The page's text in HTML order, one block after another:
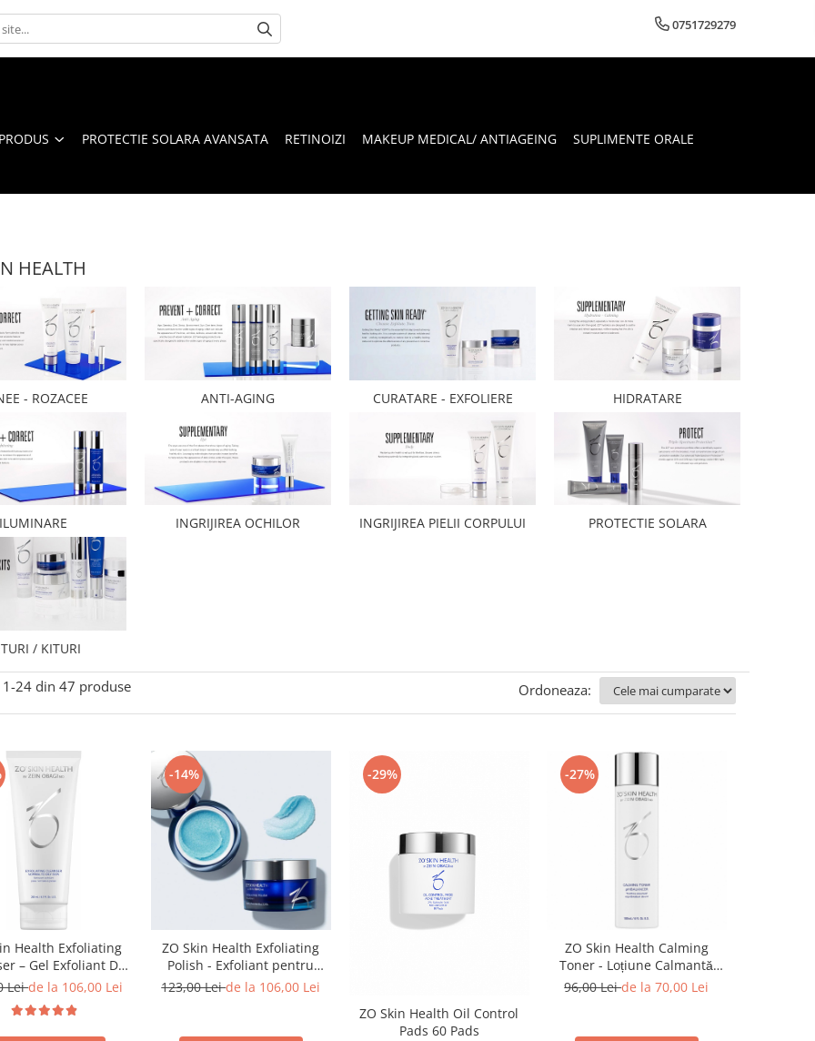
0751729279
PROTECTIE SOLARA AVANSATA RETINOIZI MAKEUP MEDICAL/ ANTIAGEING SUPLIMENTE ORALE
HEALTH
- ROZACEE ANTI-AGING CURATARE - EXFOLIERE HIDRATARE
ILUMINARE INGRIJIREA OCHILOR INGRIJIREA PIELII CORPULUI PROTECTIE SOLARA
/ KITURI
1-24 din 47 produse Ordoneaza:
Health Exfoliating
– Gel Exfoliant De
(Ten Normal/Gras)
Leide la 106,00 Lei
-14%
ZO Skin Health Exfoliating
Polish - Exfoliant pentru
Toate Tipurile de Piele
123,00 Leide la 106,00 Lei
-29%
ZO Skin Health Oil Control
Pads 60 Pads
-27%
ZO Skin Health Calming
Toner - Loțiune Calmantă
Pentru Față
96,00 Leide la 70,00 Lei